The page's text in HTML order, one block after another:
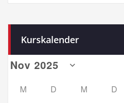
Kurskalender
M D M D